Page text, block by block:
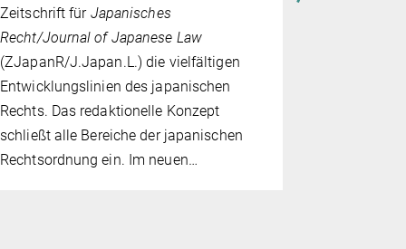
Zeitschrift für Japanisches
Recht/Journal of Japanese Law
(ZJapanR/J.Japan.L.) die vielfältigen
Entwicklungslinien des japanischen
Rechts. Das redaktionelle Konzept
schließt alle Bereiche der japanischen
Rechtsordnung ein. Im neuen…